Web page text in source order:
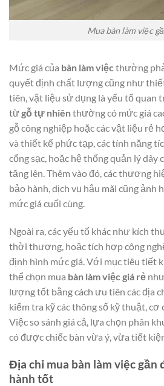
Mua bàn làm việc
Mức giá của bàn làm việcthường
quyết định chất lượng cũng như
tiên, vật liệu sử dụng là yếu tố quan
từgỗ tự nhiênthường có mức giá
gỗ công nghiệp hoặc các vật liệu rẻ
và thiết kế phức tạp, các tính năng
cổng sạc, hoặc hệ thống quản lý dây
tăng lên. Thêm vào đó, các thương
bảo hành, dịch vụ hậu mãi cũng ảnh
mức giá cuối cùng.
Ngoài ra, các yếu tố khác như kích
thời thượng, hoặc tích hợp công
định hình mức giá. Với mục tiêu tiết
thể chọn mua bàn làm việc giá rẻ
lượng tốt bằng cách ưu tiên các địa
kiểm tra kỹ các thông số kỹ thuật, cơ
Việc so sánh giá cả, lựa chọn phân
có được chiếc bàn vừa ý, vừa tiết
Địa chỉ mua bàn làm việc gần
hành tốt